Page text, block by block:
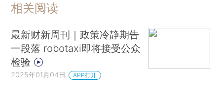
相关阅读
最新财新周刊｜政策冷静期告
一段落 robotaxi即将接受公众
检验
2025年01月04日 APP打开